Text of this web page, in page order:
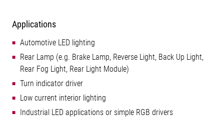
Applications
Automotive LED lighting
Rear Lamp (e.g. Brake Lamp, Reverse Light, Back Up Light,
Rear Fog Light, Rear Light Module)
Turn indicator driver
Low current interior lighting
Industrial LED applications or simple RGB drivers